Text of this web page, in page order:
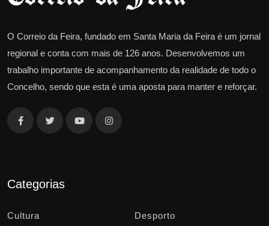
O Correio da Feira, fundado em Santa Maria da Feira é um jornal
regional e conta com mais de 126 anos. Desenvolvemos um
trabalho importante de acompanhamento da realidade de todo o
Concelho, sendo que esta é uma aposta para manter e reforçar.
Categorias
Cultura Desporto